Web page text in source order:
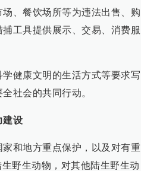
、餐饮场所等为违法出售、购
工具提供展示、交易、消费服
健康文明的生活方式等要求写
社会的共同行动。
建设
和地方重点保护，以及对有重
野生动物，对其他陆生野生动